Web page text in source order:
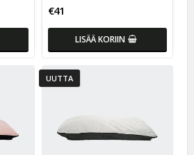
€41
LISÄÄ KORIIN
UUTTA